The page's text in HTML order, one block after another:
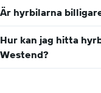
Är hyrbilarna
Hur kan jag hitta
Westend?